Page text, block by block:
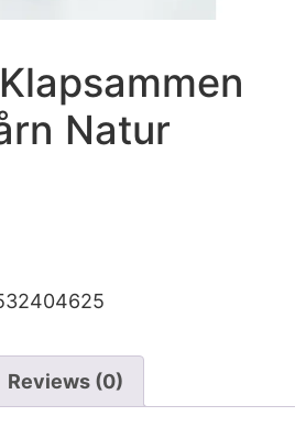
Natur
Reviews (0)